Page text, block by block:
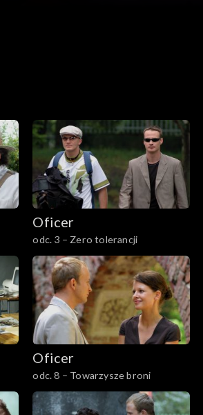
Oficer
odc. 3 – Zero tolerancji
Oficer
odc. 8 – Towarzysze broni